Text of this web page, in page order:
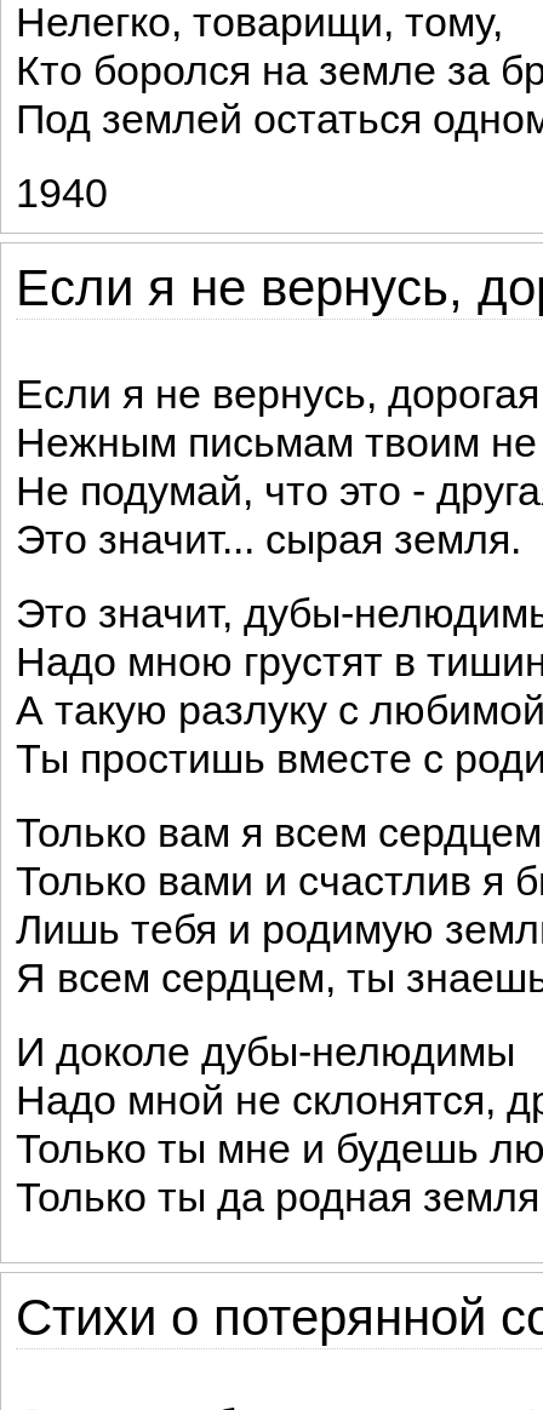
Нелегко, товарищи, тому,
Кто боролся на земле за
Под землей остаться
1940
Если я не вернусь,
Если я не вернусь,
Нежным письмам твоим
Не подумай, что это -
Это значит... сырая земля.
Это значит, дубы-
Надо мною грустят в
А такую разлуку с
Ты простишь вместе с
Только вам я всем
Только вами и счастлив я
Лишь тебя и родимую
Я всем сердцем, ты
И доколе дубы-нелюдимы
Надо мной не склонятся,
Только ты мне и будешь
Только ты да родная
Стихи о потерянной